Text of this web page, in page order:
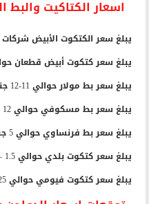
اسعار الكتاكيت والبط
يبلغ سعر الكتكوت الأبيض شركات حوالي 8.5 – 13.5
يبلغ سعر كتكوت أبيض قطعان حوالي 7.5 – 7.3 جنية
يبلغ سعر بط مولار حوالي 11-12 جنية مصري .
يبلغ سعر بط مسكوفي حوالي 12 -13 جنية مصري .
يبلغ سعر بط فرنساوي حوالي 5 جنية مصري .
يبلغ سعر كتكوت بلدي حوالي 1.5 – 1.75 جنية مصري .
يبلغ سعر كتكوت فيومي حوالي 4.25 – 4.5 جنية مصري .